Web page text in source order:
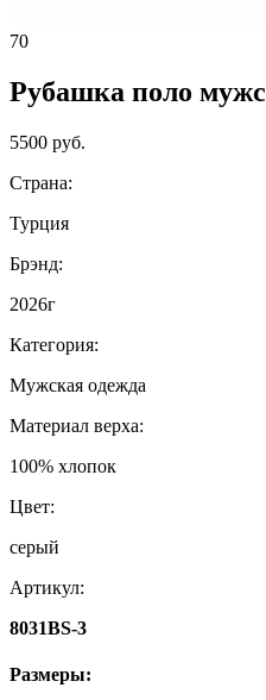
70
Рубашка поло
5500 руб.
Страна:
Турция
Брэнд:
2026г
Категория:
Мужская одежда
Материал верха:
100% хлопок
Цвет:
серый
Артикул:
8031BS-3
Размеры: